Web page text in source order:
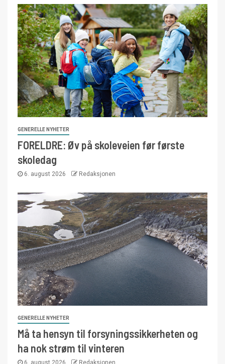
GENERELLE NYHETER
FORELDRE: Øv på skoleveien før første
skoledag
6. august 2026 Redaksjonen
GENERELLE NYHETER
Må ta hensyn til forsyningssikkerheten og
ha nok strøm til vinteren
6. august 2026 Redaksjonen